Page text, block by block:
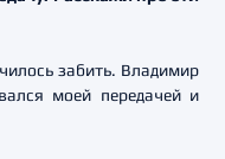
забить. Владимир
моей передачей и